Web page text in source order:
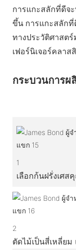
การแกะสลักที่ดีจ
ขึ้น การแกะสลักที่
ทางประวัติศาสต
เฟอร์นิเจอร์คลา
กระบวนการ
1
เลือกก้นฝรั่งเศ
2
ตัดไม้เป็นสี่เหลี่ย